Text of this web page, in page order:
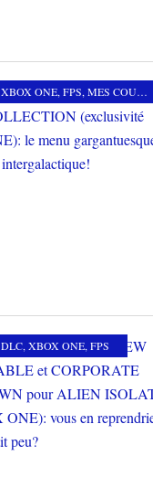
XBOX ONE, FPS, MES COUPS DE COEUR
DLC, XBOX ONE, FPS